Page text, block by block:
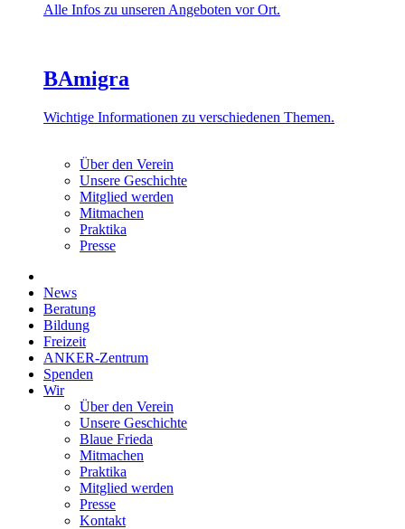
Alle Infos zu unseren Angeboten vor Ort.
BAmigra
Wichtige Informationen zu verschiedenen Themen.
Über den Verein
Unsere Geschichte
Mitglied werden
Mitmachen
Praktika
Presse
News
Beratung
Bildung
Freizeit
ANKER-Zentrum
Spenden
Wir
Über den Verein
Unsere Geschichte
Blaue Frieda
Mitmachen
Praktika
Mitglied werden
Presse
Kontakt